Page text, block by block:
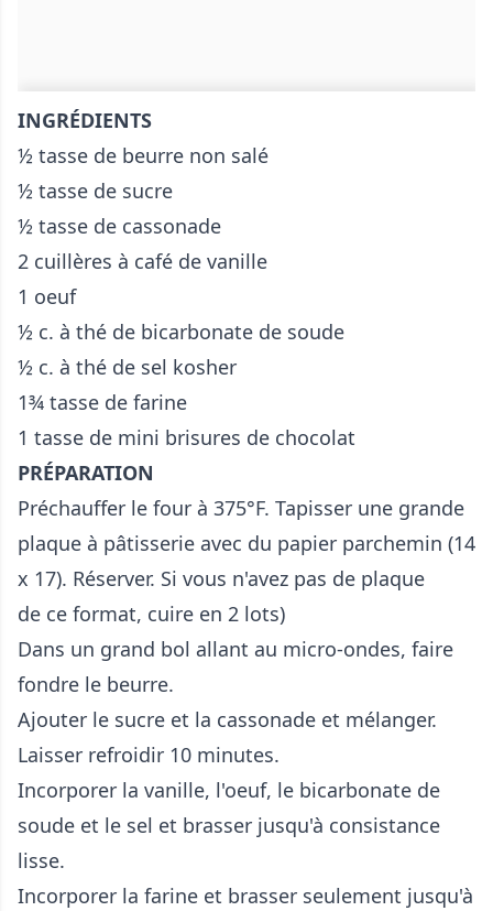
INGRÉDIENTS
½ tasse de beurre non salé
½ tasse de sucre
½ tasse de cassonade
2 cuillères à café de vanille
1 oeuf
½ c. à thé de bicarbonate de soude
½ c. à thé de sel kosher
1¾ tasse de farine
1 tasse de mini brisures de chocolat
PRÉPARATION
Préchauffer le four à 375°F. Tapisser une grande
plaque à pâtisserie avec du papier parchemin (14
x 17). Réserver. Si vous n'avez pas de plaque
de ce format, cuire en 2 lots)
Dans un grand bol allant au micro-ondes, faire
fondre le beurre.
Ajouter le sucre et la cassonade et mélanger.
Laisser refroidir 10 minutes.
Incorporer la vanille, l'oeuf, le bicarbonate de
soude et le sel et brasser jusqu'à consistance
lisse.
Incorporer la farine et brasser seulement jusqu'à